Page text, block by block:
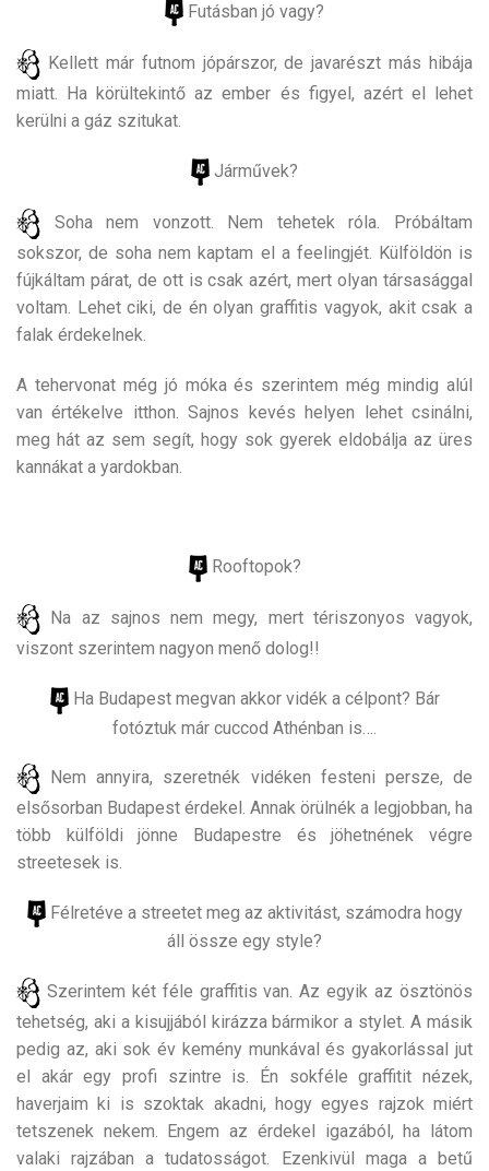
Futásban jó vagy?
Kellett már futnom jópárszor, de javarészt más hibája
miatt. Ha körültekintő az ember és figyel, azért el lehet
kerülni a gáz szitukat.
Járművek?
Soha nem vonzott. Nem tehetek róla. Próbáltam
sokszor, de soha nem kaptam el a feelingjét. Külföldön is
fújkáltam párat, de ott is csak azért, mert olyan társasággal
voltam. Lehet ciki, de én olyan graffitis vagyok, akit csak a
falak érdekelnek.
A tehervonat még jó móka és szerintem még mindig alúl
van értékelve itthon. Sajnos kevés helyen lehet csinálni,
meg hát az sem segít, hogy sok gyerek eldobálja az üres
kannákat a yardokban.
Rooftopok?
Na az sajnos nem megy, mert tériszonyos vagyok,
viszont szerintem nagyon menő dolog!!
Ha Budapest megvan akkor vidék a célpont? Bár
fotóztuk már cuccod Athénban is….
Nem annyira, szeretnék vidéken festeni persze, de
elsősorban Budapest érdekel. Annak örülnék a legjobban, ha
több külföldi jönne Budapestre és jöhetnének végre
streetesek is.
Félretéve a streetet meg az aktivitást, számodra hogy
áll össze egy style?
Szerintem két féle graffitis van. Az egyik az ösztönös
tehetség, aki a kisujjából kirázza bármikor a stylet. A másik
pedig az, aki sok év kemény munkával és gyakorlással jut
el akár egy profi szintre is. Én sokféle graffitit nézek,
haverjaim ki is szoktak akadni, hogy egyes rajzok miért
tetszenek nekem. Engem az érdekel igazából, ha látom
valaki rajzában a tudatosságot. Ezenkivül maga a betű